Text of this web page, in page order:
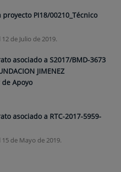
proyecto PI18/00210_Técnico
de Julio de 2019.
asociado a S2017/BMD-3673
JIMENEZ
Apoyo
asociado a RTC-2017-5959-
de Mayo de 2019.